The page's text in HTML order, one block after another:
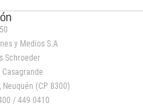
y Medios S.A
Schroeder
(CP 8300)
/ 449 0410